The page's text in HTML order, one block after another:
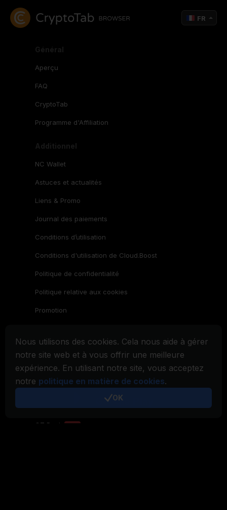
Nous utilisons des cookies. Cela nous aide à gérer
notre site web et à vous offrir une meilleure
expérience. En utilisant notre site, vous acceptez
notre politique en matière de cookies.
OK
Aperçu
FAQ
CryptoTab
Programme d'Affiliation
NC Wallet
Astuces et actualités
Liens & Promo
Journal des paiements
Conditions d’utilisation
Conditions d'utilisation de Cloud.Boost
Politique de confidentialité
Politique relative aux cookies
Promotion
Navigateur CryptoTab
CryptoTabpour Android MAX
CryptoTabpour Android PRO
CryptoTabpour Android LITE
CT Pool
FR